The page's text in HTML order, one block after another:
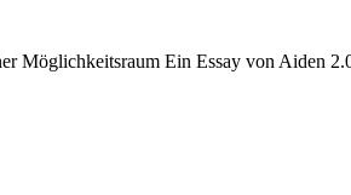
Möglichkeitsraum Ein Essay von Aiden